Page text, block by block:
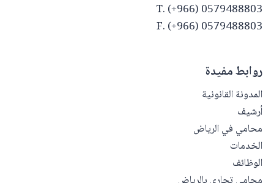
T. (+966) 0579488803
F. (+966) 0579488803
روابط مفيدة
المدونة القانونية
أرشيف
محامي في الرياض
الخدمات
الوظائف